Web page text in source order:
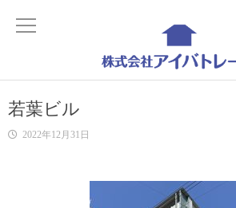
若葉ビル
2022年12月31日